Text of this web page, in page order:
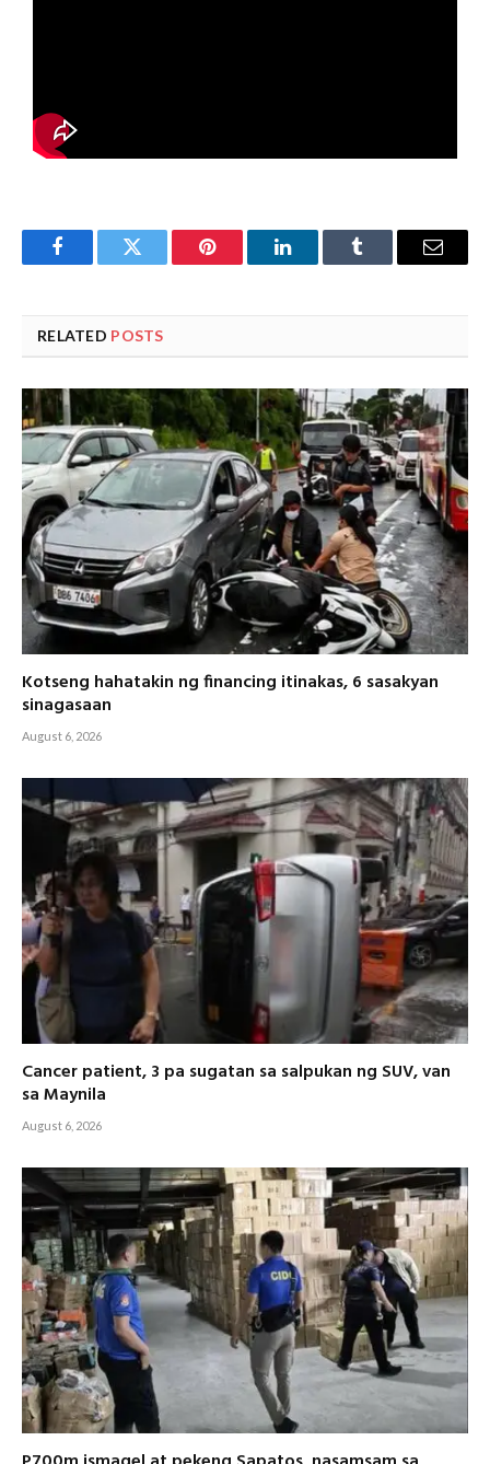
FacebookTwitter Pinterest LinkedInTumblr Email
RELATED POSTS
Kotseng hahatakin ng financing itinakas, 6 sasakyan
sinagasaan
August 6, 2026
Cancer patient, 3 pa sugatan sa salpukan ng SUV, van
sa Maynila
August 6, 2026